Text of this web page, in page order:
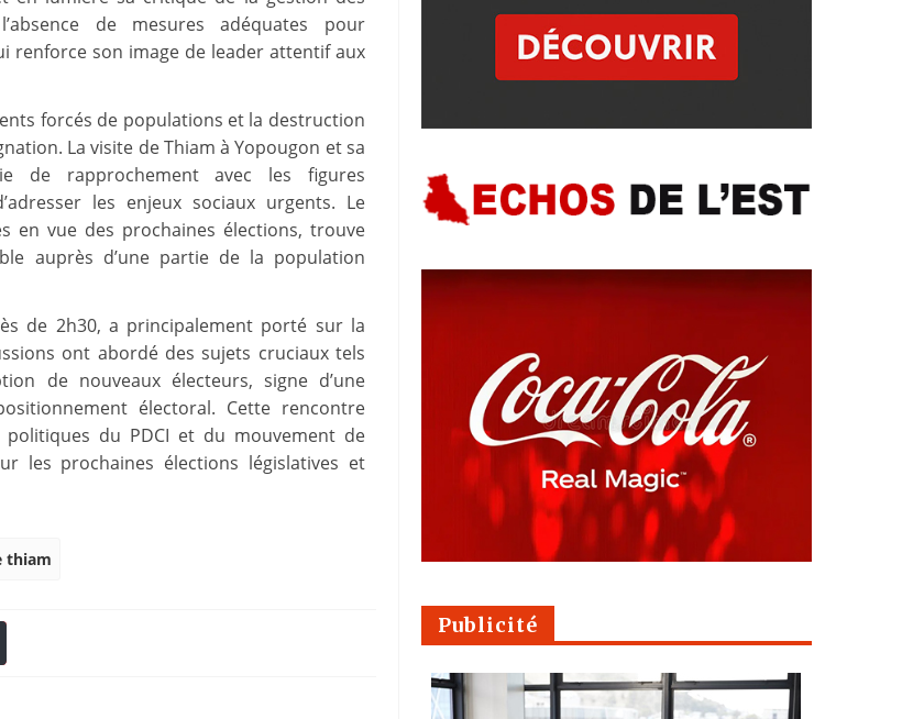
de mesures adéquates pour
renforce son image de leader attentif aux
forcés de populations et la destruction
La visite de Thiam à Yopougon et sa
de rapprochement avec les figures
les enjeux sociaux urgents. Le
en vue des prochaines élections, trouve
auprès d’une partie de la population
de 2h30, a principalement porté sur la
ont abordé des sujets cruciaux tels
de nouveaux électeurs, signe d’une
électoral. Cette rencontre
du PDCI et du mouvement de
les prochaines élections législatives et
thiam
Publicité